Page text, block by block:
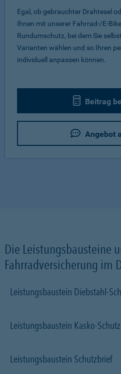
Egal, ob gebrauchter Drahtesel
Ihnen mit unserer Fahrrad-/E-
Rundumschutz, bei dem Sie
Varianten wählen und so Ihren
individuell anpassen können.
Beitrag
Angebot
Die Leistungsbausteine
Fahrradversicherung im
Leistungsbaustein Diebstahl-
Leistungsbaustein Kasko-Schutz
Leistungsbaustein Schutzbrief